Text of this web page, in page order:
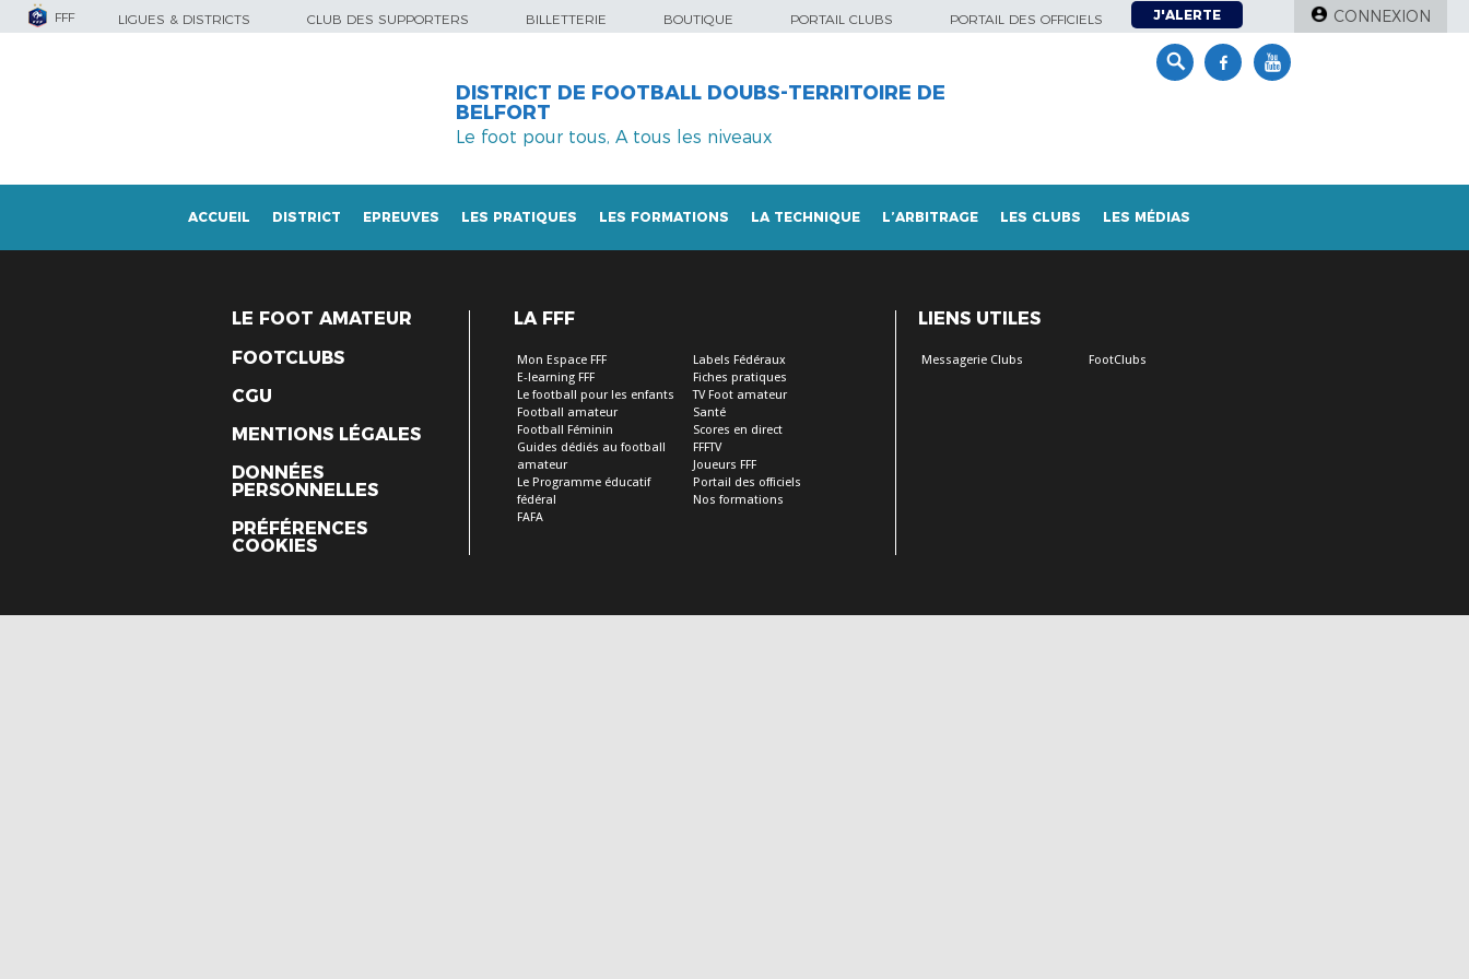
FFF LIGUES & DISTRICTS CLUB DES SUPPORTERS BILLETTERIE BOUTIQUE PORTAIL CLUBS PORTAIL DES OFFICIELS J'ALERTE CONNEXION
DISTRICT DE FOOTBALL DOUBS-TERRITOIRE DE
BELFORT
Le foot pour tous, A tous les niveaux
ACCUEIL DISTRICT EPREUVES LES PRATIQUES LES FORMATIONS LA TECHNIQUE L’ARBITRAGE LES CLUBS LES MÉDIAS
LE FOOT AMATEUR
FOOTCLUBS
CGU
MENTIONS LÉGALES
DONNÉES
PERSONNELLES
PRÉFÉRENCES
COOKIES
LA FFF
Mon Espace FFF
E-learning FFF
Le football pour les enfants
Football amateur
Football Féminin
Guides dédiés au football
amateur
Le Programme éducatif
fédéral
FAFA
Labels Fédéraux
Fiches pratiques
TV Foot amateur
Santé
Scores en direct
FFFTV
Joueurs FFF
Portail des officiels
Nos formations
LIENS UTILES
Messagerie Clubs FootClubs